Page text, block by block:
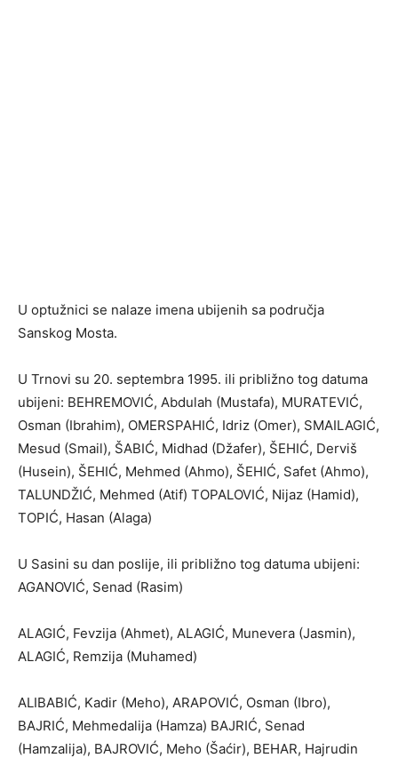
U optužnici se nalaze imena ubijenih sa područja
Sanskog Mosta.
U Trnovi su 20. septembra 1995. ili približno tog datuma
ubijeni: BEHREMOVIĆ, Abdulah (Mustafa), MURATEVIĆ,
Osman (Ibrahim), OMERSPAHIĆ, Idriz (Omer), SMAILAGIĆ,
Mesud (Smail), ŠABIĆ, Midhad (Džafer), ŠEHIĆ, Derviš
(Husein), ŠEHIĆ, Mehmed (Ahmo), ŠEHIĆ, Safet (Ahmo),
TALUNDŽIĆ, Mehmed (Atif) TOPALOVIĆ, Nijaz (Hamid),
TOPIĆ, Hasan (Alaga)
U Sasini su dan poslije, ili približno tog datuma ubijeni:
AGANOVIĆ, Senad (Rasim)
ALAGIĆ, Fevzija (Ahmet), ALAGIĆ, Munevera (Jasmin),
ALAGIĆ, Remzija (Muhamed)
ALIBABIĆ, Kadir (Meho), ARAPOVIĆ, Osman (Ibro),
BAJRIĆ, Mehmedalija (Hamza) BAJRIĆ, Senad
(Hamzalija), BAJROVIĆ, Meho (Šaćir), BEHAR, Hajrudin